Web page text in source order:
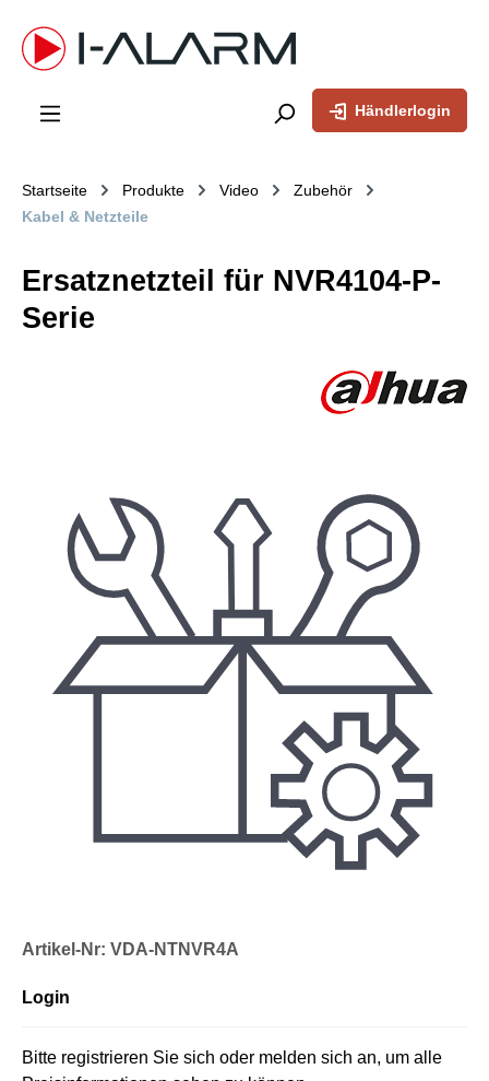
springen
Händlerlogin
Startseite Produkte Video
Zubehör
Kabel & Netzteile
Ersatznetzteil für NVR4104-P-
Serie
Artikel-Nr: VDA-NTNVR4A
Login
Bitte registrieren Sie sich oder melden sich an, um alle